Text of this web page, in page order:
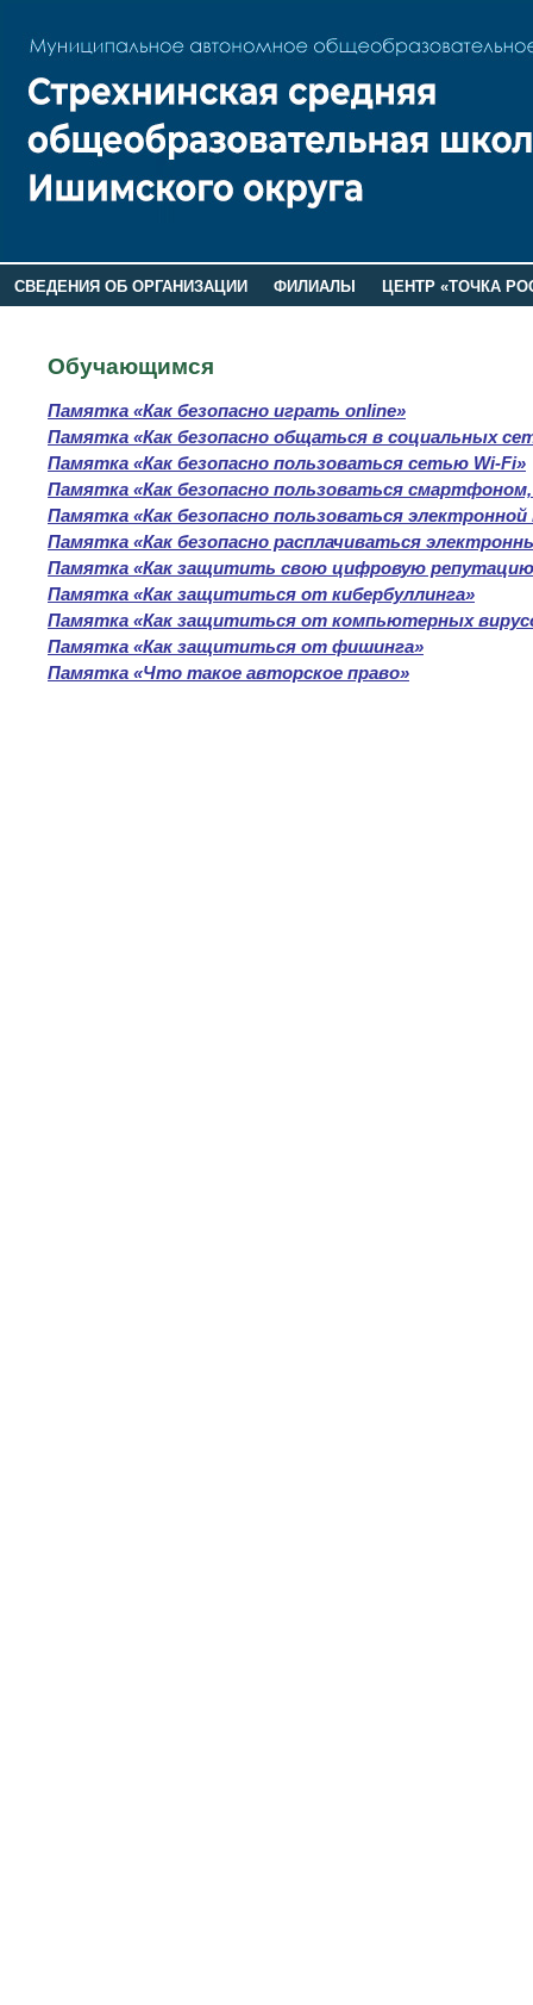
СВЕДЕНИЯ ОБ ОРГАНИЗАЦИИ ФИЛИАЛЫ
ЦЕНТР «ТОЧКА
Обучающимся
Памятка «Как безопасно играть online»
Памятка «Как безопасно общаться в социальных
Памятка «Как безопасно пользоваться сетью Wi-Fi»
Памятка «Как безопасно пользоваться
Памятка «Как безопасно пользоваться
Памятка «Как безопасно расплачиваться
Памятка «Как защитить свою цифровую
Памятка «Как защититься от кибербуллинга»
Памятка «Как защититься от компьютерных
Памятка «Как защититься от фишинга»
Памятка «Что такое авторское право»